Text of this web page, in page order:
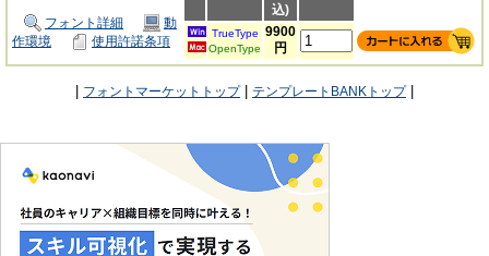
込)
TrueType
OpenType
9900
円
フォント詳細
動
作環境
使用許諾条項
| フォントマーケットトップ| テンプレートBANKトップ|